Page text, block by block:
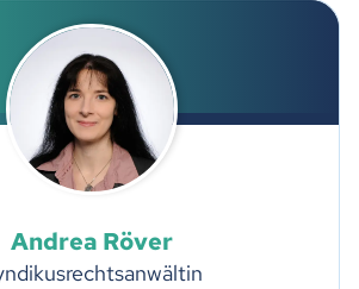
Andrea Röver